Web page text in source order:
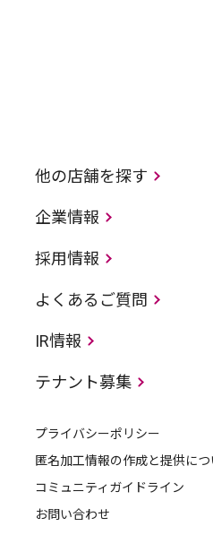
他の店舗を探す
企業情報
採用情報
よくあるご質問
IR情報
テナント募集
プライバシーポリシー
匿名加工情報の作成と提供につ
コミュニティガイドライン
お問い合わせ